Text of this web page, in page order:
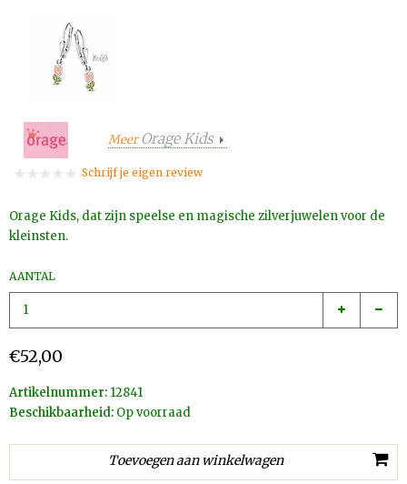
MeerOrage Kids
Schrijf je eigen review
Orage Kids, dat zijn speelse en magische zilverjuwelen voor de
kleinsten.
AANTAL
€52,00
Artikelnummer: 12841
Beschikbaarheid: Op voorraad